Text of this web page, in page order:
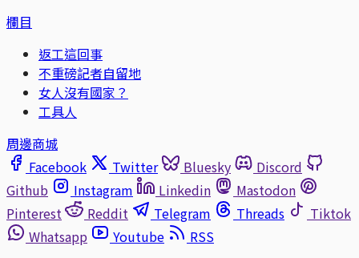
欄目
返工這回事
不重磅記者自留地
女人沒有國家？
工具人
周邊商城
Facebook
Twitter Bluesky
Discord
Github
Instagram Linkedin
Mastodon
Pinterest
Reddit Telegram Threads
Tiktok
Whatsapp
Youtube
RSS